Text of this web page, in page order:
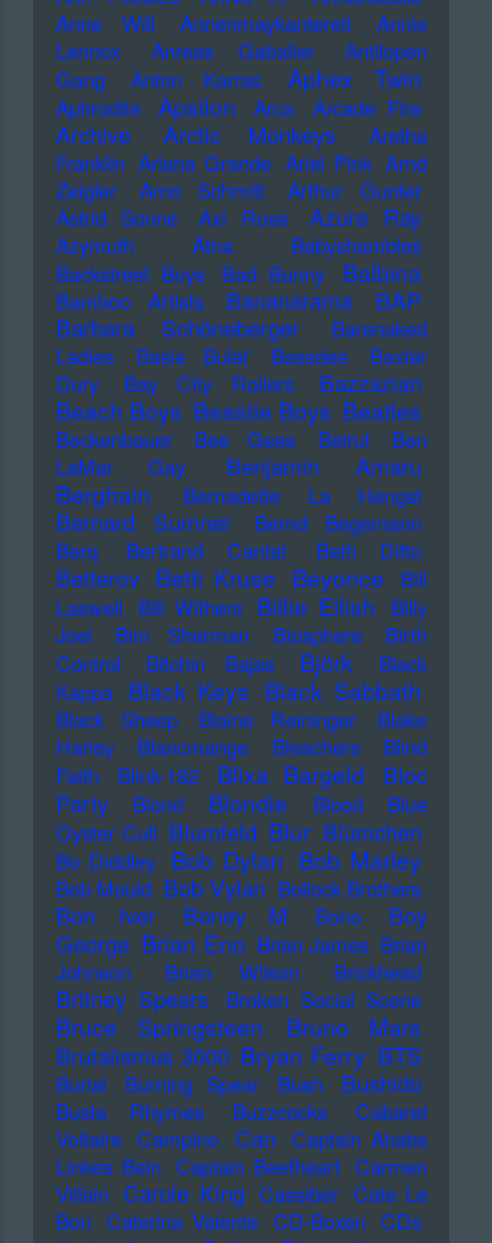
Anne Will
Annenmaykantereit
Annie
Lennox
Anreas Gabalier
Antilopen
Gang
Anton Karras Aphex Twin
Aphrodite Apsilon Arca Arcade Fire
Archive Arctic Monkeys
Aretha
Franklin Ariana Grande Ariel Pink Arnd
Zeigler
Arno Schmitt
Arthur Gunter
Astrid Sonne
Axl Rose Azure Ray
Azymuth Ätna
Babyshambles
Backstreet Boys
Bad Bunny Balbina
Bamboo Artists Bananarama
BAP
Barbara Schöneberger
Barenaked
Ladies
Basia Bulat Bassdee
Baxter
Dury
Bay City Rollers Bazzazian
Beach Boys Beastie Boys Beatles
Beckenbauer Bee Gees Beirut
Ben
LaMar Gay
Benjamin Amaru
Berghain Bernadette La Hengst
Bernard Sumner
Bernd Begemann
Berq
Bertrand Cantat Beth Ditto
Betterov Betti Kruse Beyonce
Bill
Laswell
Bill Withers Billie Eilish
Billy
Joel
Bim Sherman Biosphere
Birth
Control
Bitchin Bajas Björk
Black
Kappa Black Keys Black Sabbath
Black Sheep Blaine Reininger
Blake
Harley
Blancmange Bleachers
Blind
Faith
Blink-182 Blixa Bargeld
Bloc
Party
Blond Blondie Blood
Blue
Oyster Cult Blumfeld Blur Blümchen
Bo Diddley Bob Dylan Bob Marley
Bob Mould Bob Vylan Bollock Brothers
Bon Iver Boney M Bono
Boy
George Brian Eno Brian James Brian
Johnson
Brian Wilson Brickhead
Britney Spears Broken Social Scene
Bruce Springsteen Bruno Mars
Brutalismus 3000 Bryan Ferry BTS
Burial Burning Spear Bush Bushido
Busta Rhymes Buzzcocks
Cabaret
Voltaire Campino Can
Captain Ahabs
Linkes Bein Captain Beefheart Carmen
Villain Carole King Cassiber Cate Le
Bon
Caterina Valente CD-Boxen
CDs